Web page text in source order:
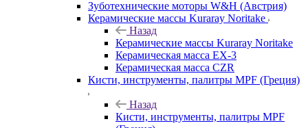
Зуботехнические моторы W&H (Австрия)
Керамические массы Kuraray Noritake
Назад
Керамические массы Kuraray Noritake
Керамическая масса EX-3
Керамическая масса CZR
Кисти, инструменты, палитры MPF (Греция)
Назад
Кисти, инструменты, палитры MPF